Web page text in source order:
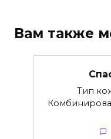
Вам также
Тип